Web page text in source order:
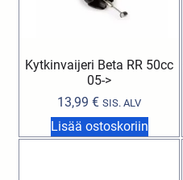
Kytkinvaijeri Beta RR 50cc
05->
13,99€ SIS. ALV
Lisää ostoskoriin